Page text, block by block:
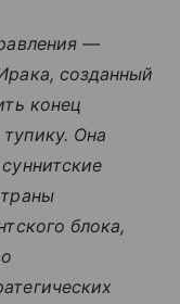
—
созданный
конец
Она
блока,